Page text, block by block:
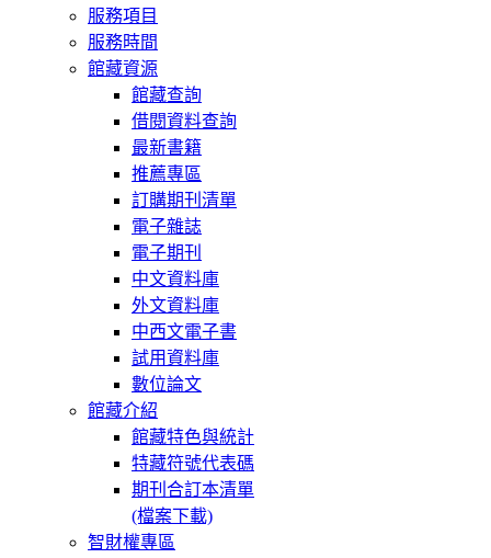
服務項目
服務時間
館藏資源
館藏查詢
借閱資料查詢
最新書籍
推薦專區
訂購期刊清單
電子雜誌
電子期刊
中文資料庫
外文資料庫
中西文電子書
試用資料庫
數位論文
館藏介紹
館藏特色與統計
特藏符號代表碼
期刊合訂本清單
(檔案下載)
智財權專區